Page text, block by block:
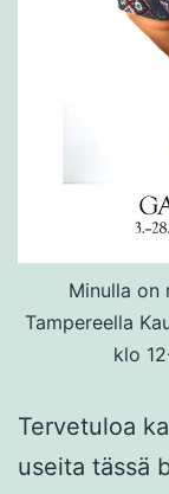
Minulla on
Tampereella
klo
Tervetuloa
useita tässä